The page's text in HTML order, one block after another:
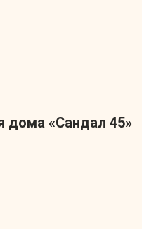
дома «Сандал 45»